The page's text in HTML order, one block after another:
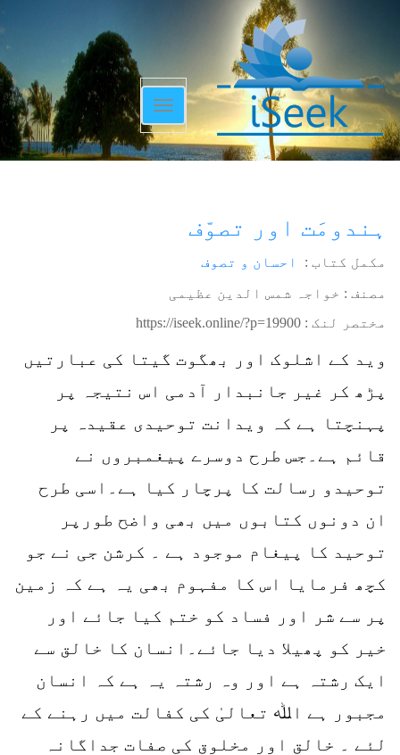
Toggle
navigation
ہندومَت اور تصوّف
مکمل کتاب : احسان و تصوف
مصنف : خواجہ شمس الدین عظیمی
مختصر لنک : https://iseek.online/?p=19900
وید کے اشلوک اور بھگوت گیتا کی عبارتیں
پڑھ کر غیر جانبدار آدمی اس نتیجہ پر
پہنچتا ہے کہ ویدانت توحیدی عقیدہ پر
قائم ہے۔جس طرح دوسرے پیغمبروں نے
توحیدو رسالت کا پرچار کیا ہے۔اسی طرح
ان دونوں کتابوں میں بھی واضح طورپر
توحید کا پیغام موجود ہے ۔ کرشن جی نے جو
کچھ فرمایا اس کا مفہوم بھی یہ ہے کہ زمین
پر سے شر اور فساد کو ختم کیا جائے اور
خیر کو پھیلا دیا جائے۔انسان کا خالق سے
ایک رشتہ ہے اور وہ رشتہ یہ ہے کہ انسان
مجبور ہے اﷲ تعالیٰ کی کفالت میں رہنے کے
لئے ۔ خالق اور مخلوق کی صفات جداگانہ